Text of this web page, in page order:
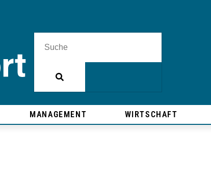
MANAGEMENT WIRTSCHAFT